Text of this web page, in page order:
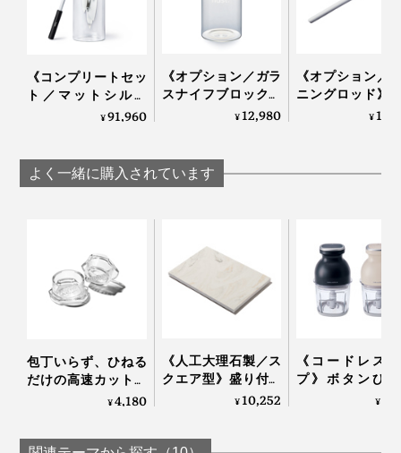
」
使い方はとても簡単！白いセラミック部分に、ナイフの
刃を12〜15度の角度に寝かせるように当て、刃元から
せて調整）、両面を同じ回数やさしく引くだけでOKで
す。
《コンプリートセッ
ト／マットシルバ
ー》0.3mmの極薄刃
＋専用シャープナー
＋ナイフスタンド」
¥91,960
《オプション／ガラ
スナイフブロック》
包丁を7本まで飾る
フスタンド」｜hast.
¥12,980
《オプション／
ニングロッド》
数回滑らせるだ
¥
よく一緒に購入されています
包丁いらず、ひねる
だけの高速カット！
生姜やパセリにも使
¥4,180
《人工大理石製／ス
クエア型》盛り付け
が見違えて、会話が
¥10,252
《コードレス
プ》ボタンひ
で、刻む・混ぜ
¥